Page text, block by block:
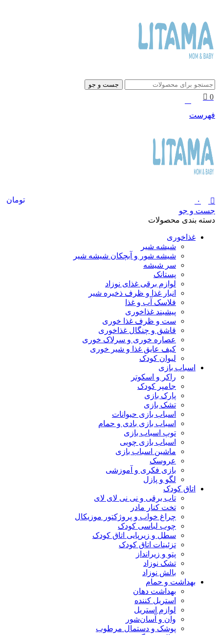
جست و جو
0
فهرست
۰
تومان
جست و جو
دسته بندی محصولات
غذاخوری
شیشه شیر
شیشه ‌شور و آبچکان شیشه‌ شیر
سر شیشه
پستانک
لوازم برقی غذای نوزاد
انبار غذا و ظرف ذخیره شیر
فلاسک آب و غذا
پیشبند غذاخوری
ست و ظرف غذا خوری
قاشق و چنگال غذاخوری
عصاره خوری و سرلاک خوری
کیف عایق غذا و شیر خوری
لیوان کودک
اسباب بازی
راکر و اسکوتر
جامپر کودک
پارک بازی
تشک بازی
اسباب بازی حیوانات
اسباب بازی بادی و حمام
توپ اسباب بازی
اسباب بازی چوبی
ماشین اسباب بازی
عروسک
بازی فکری و آموزشی
لگو و پازل
اتاق کودک
تاب برقی و نی نی لای لای
تخت کنار مادر
چراغ خواب و پروژکتور موزیکال
چوب لباسی کودک
سطل و زیرپایی اتاق کودک
تزئینات اتاق کودک
پتو و زیرانداز
تشک نوزاد
بالش نوزاد
بهداشت و حمام
بهداشت دهان
استریل کننده
لوازم استریل
وان و آسان‌شور
پوشک و دستمال مرطوب